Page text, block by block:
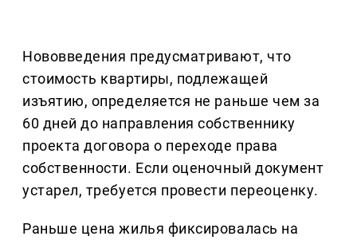
Нововведения предусматривают, что
стоимость квартиры, подлежащей
изъятию, определяется не раньше чем за
60 дней до направления собственнику
проекта договора о переходе права
собственности. Если оценочный документ
устарел, требуется провести переоценку.
Раньше цена жилья фиксировалась на